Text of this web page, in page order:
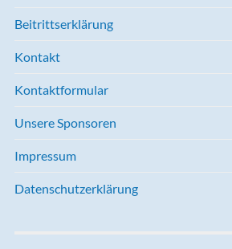
Beitrittserklärung
Kontakt
Kontaktformular
Unsere Sponsoren
Impressum
Datenschutzerklärung